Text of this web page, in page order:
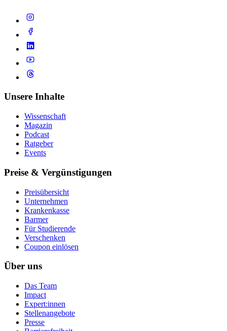
Unsere Inhalte
Wissenschaft
Magazin
Podcast
Ratgeber
Events
Preise & Vergünstigungen
Preisübersicht
Unternehmen
Krankenkasse
Barmer
Für Studierende
Ver­schen­ken
Coupon einlösen
Über uns
Das Team
Impact
Expert:innen
Stellenangebote
Presse